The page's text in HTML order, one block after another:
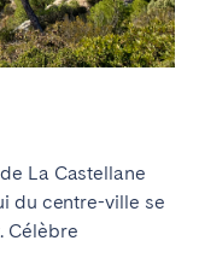
La Castellane
du centre-ville se
Célèbre